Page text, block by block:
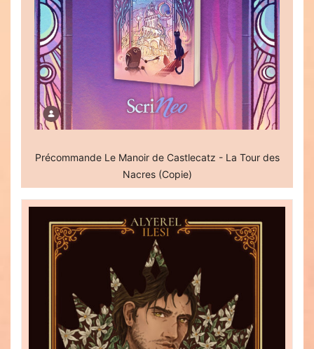
Précommande Le Manoir de Castlecatz - La Tour des
Nacres (Copie)